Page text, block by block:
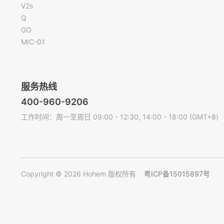
V2s
Q
GO
MIC-01
服务热线
400-960-9206
工作时间：周一至周日 09:00 - 12:30, 14:00 - 18:00 (GMT+8)
Copyright © 2026 Hohem 版权所有 粤ICP备15015897号